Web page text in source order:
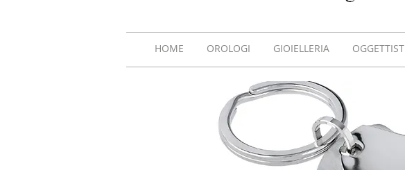
HOME OROLOGI GIOIELLERIA